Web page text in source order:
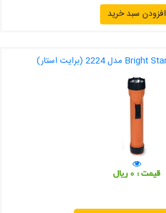
افزودن سبد خرید
قیمت : 0 ریال